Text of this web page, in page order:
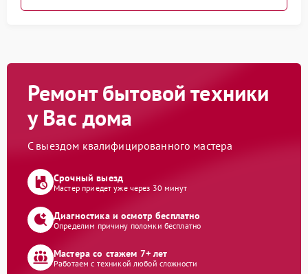
Ремонт бытовой техники
у Вас дома
С выездом квалифицированного мастера
Срочный выезд
Мастер приедет уже через 30 минут
Диагностика и осмотр бесплатно
Определим причину поломки бесплатно
Мастера со стажем 7+ лет
Работаем с техникой любой сложности